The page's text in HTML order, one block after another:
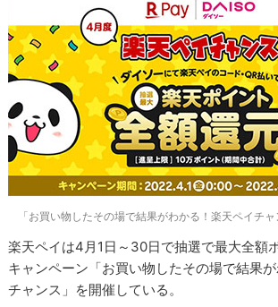
「お買い物したその場で結果がわかる！楽天ペイチ
楽天ペイは4月1日～30日で抽選で最大全額
キャンペーン「お買い物したその場で結果
チャンス」を開催している。